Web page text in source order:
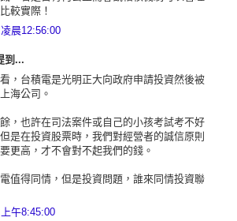
較實際！
晨12:56:00
到...
，台積電是光明正大向政府申請投資然後被
海公司。
，也許在司法案件或自己的小孩考試考不好
是在投資股票時，我們對經營者的誠信原則
更高，才不會對不起我們的錢。
值得同情，但是投資問題，誰來同情投資聯
午8:45:00